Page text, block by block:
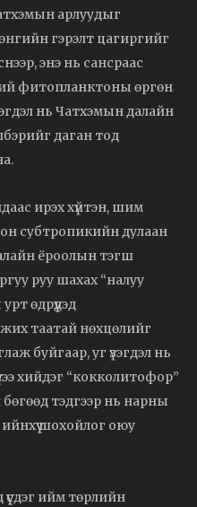
арлуудыг
гэрэлт цагиргийг
энэ нь сансраас
фитопланктоны өргөн
нь Чатхэмын далайн
даган тод
ирэх хүйтэн, шим
субтропикийн дулаан
ёроолын тэгш
руу шахах “налуу
өдрүүдэд
таатай нөхцөлийг
буйгаар, уг үзэгдэл нь
хийдэг “кокколитофор”
тэдгээр нь нарны
шохойлог оюу
ийм төрлийн